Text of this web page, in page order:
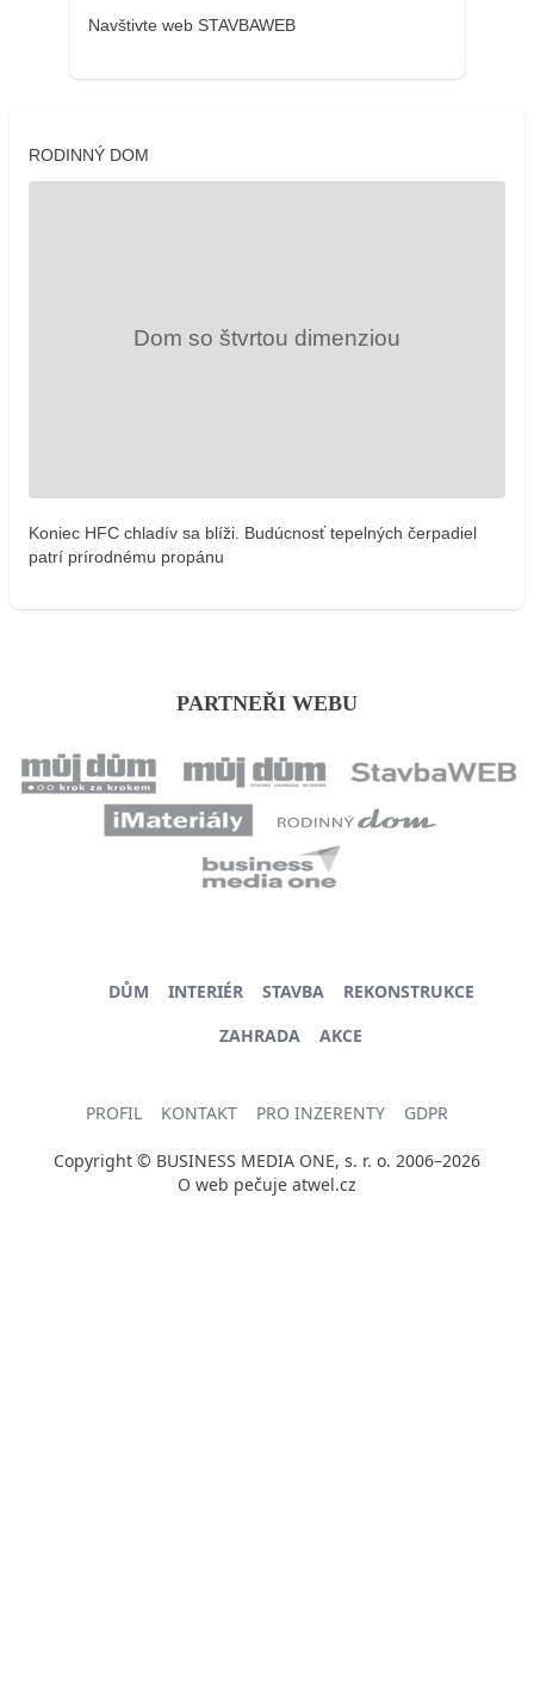
Navštivte web STAVBAWEB
RODINNÝ DOM
Koniec HFC chladív sa blíži. Budúcnosť tepelných čerpadiel
patrí prírodnému propánu
PARTNEŘI WEBU
DŮM INTERIÉR STAVBA
REKONSTRUKCE
ZAHRADA
AKCE
PROFIL KONTAKT PRO INZERENTY GDPR
Copyright © BUSINESS MEDIA ONE, s. r. o. 2006–2026